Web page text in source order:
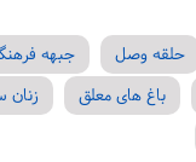
حلقه وصل
جبهه
باغ های معلق
زنان